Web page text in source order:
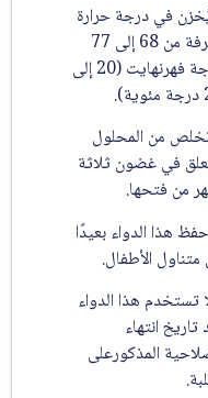
في درجة حرارة
الغرفة من 68 إلى 77
درجة فهرنهايت (20 إلى
من المحلول
في غضون ثلاثة
من فتحها.
هذا الدواء بعيدًا
الأطفال.
تستخدم هذا الدواء
تاريخ انتهاء
المذكورعلى